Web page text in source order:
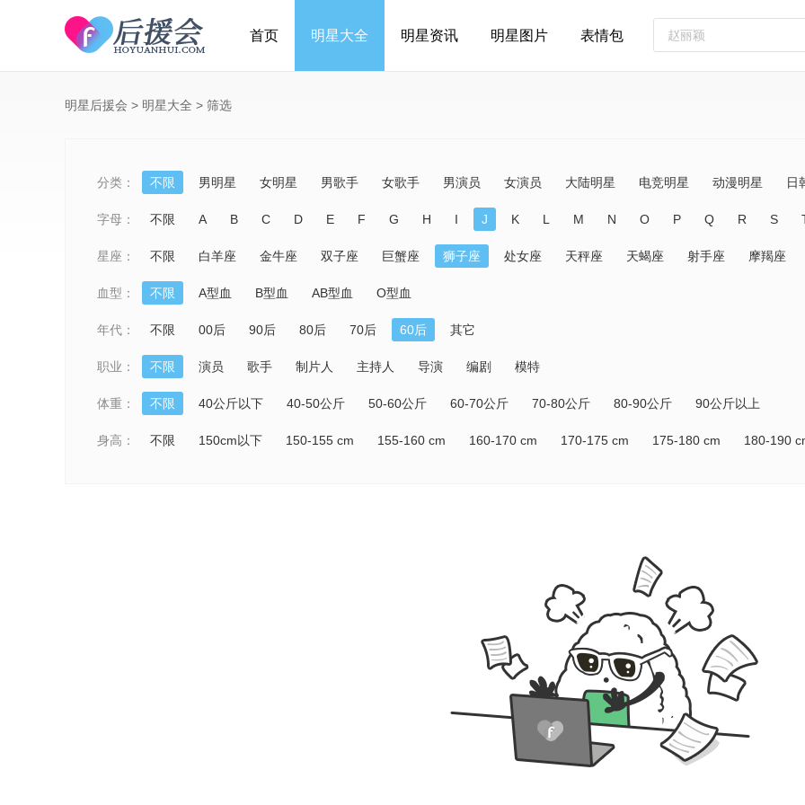
首页 明星大全 明星资讯 明星图片 表情包
明星后援会 > 明星大全 > 筛选
分类： 不限 男明星 女明星 男歌手 女歌手 男演员 女演员 大陆明星 电竞明星 动漫明星 日
字母： 不限 A B C D E F G H I J K L M N O P Q R S
星座： 不限 白羊座 金牛座 双子座 巨蟹座 狮子座 处女座 天秤座 天蝎座 射手座 摩羯座
血型： 不限 A型血 B型血 AB型血 O型血
年代： 不限 00后 90后 80后 70后 60后 其它
职业： 不限 演员 歌手 制片人 主持人 导演 编剧 模特
体重： 不限 40公斤以下 40-50公斤 50-60公斤 60-70公斤 70-80公斤 80-90公斤 90公斤以上
身高： 不限 150cm以下 150-155 cm 155-160 cm 160-170 cm 170-175 cm 175-180 cm 180-190